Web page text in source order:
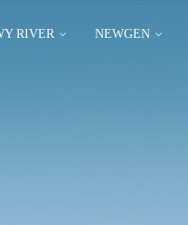
RIVER NEWGEN